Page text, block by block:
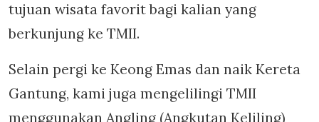
tujuan wisata favorit bagi kalian yang
berkunjung ke TMII.
Selain pergi ke Keong Emas dan naik Kereta
Gantung, kami juga mengelilingi TMII
menggunakan Angling (Angkutan Keliling)